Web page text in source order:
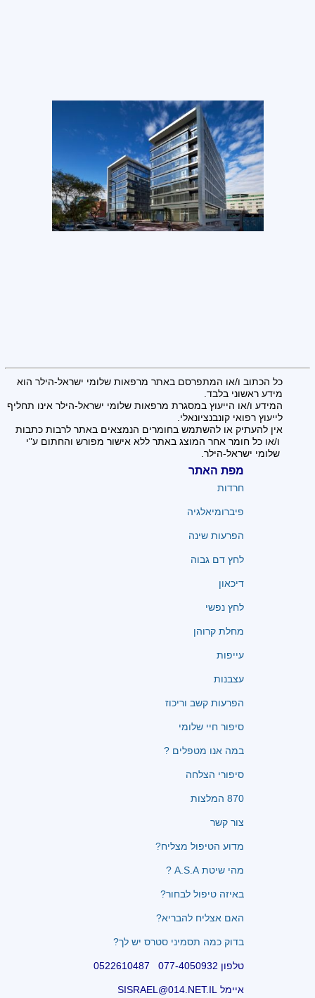
כל הכתוב ו/או המתפרסם באתר מרפאות שלומי ישראל-הילר הוא
מידע ראשוני בלבד.
המידע ו/או הייעוץ במסגרת מרפאות שלומי ישראל-הילר אינו תחליף
לייעוץ רפואי קונבנציונאלי.
אין להעתיק או להשתמש בחומרים הנמצאים באתר לרבות כתבות
ו/או כל חומר אחר המוצג באתר ללא אישור מפורש והחתום ע"י
שלומי ישראל-הילר.
מפת האתר
חרדות
פיברומיאלגיה
הפרעות שינה
לחץ דם גבוה
דיכאון
לחץ נפשי
מחלת קרוהן
עייפות
עצבנות
הפרעות קשב וריכוז
סיפור חיי שלומי
במה אנו מטפלים ?
סיפורי הצלחה
870 המלצות
צור קשר
מדוע הטיפול מצליח?
מהי שיטת A.S.A ?
באיזה טיפול לבחור?
האם אצליח להבריא?
בדוק כמה תסמיני סטרס יש לך?
טלפון 077-4050932 0522610487
איימל SISRAEL@014.NET.IL